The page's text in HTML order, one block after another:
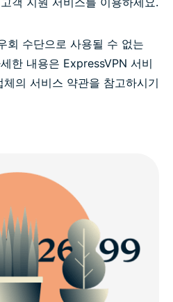
회 수단으로 사용될 수 없는
한 내용은 ExpressVPN 서비
의 서비스 약관을 참고하시기